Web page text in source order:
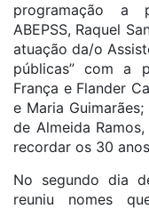
programação a
ABEPSS, Raquel
atuação da/o
públicas” com a
França e Flander
e Maria
de Almeida
recordar os 30
No segundo dia
reuniu nomes